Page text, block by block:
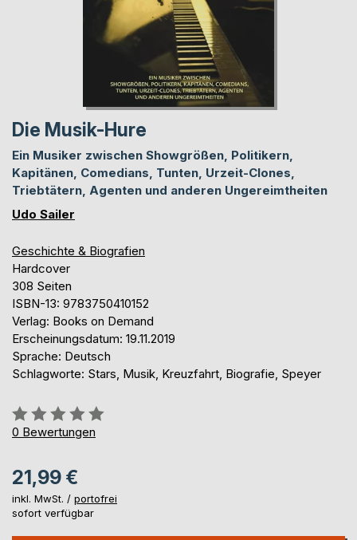
Die Musik-Hure
Ein Musiker zwischen Showgrößen, Politikern,
Kapitänen, Comedians, Tunten, Urzeit-Clones,
Triebtätern, Agenten und anderen Ungereimtheiten
Udo Sailer
Geschichte & Biografien
Hardcover
308 Seiten
ISBN-13: 9783750410152
Verlag: Books on Demand
Erscheinungsdatum: 19.11.2019
Sprache: Deutsch
Schlagworte: Stars, Musik, Kreuzfahrt, Biografie, Speyer
Bewertung::
0%
0 Bewertungen
21,99 €
inkl. MwSt. / portofrei
sofort verfügbar